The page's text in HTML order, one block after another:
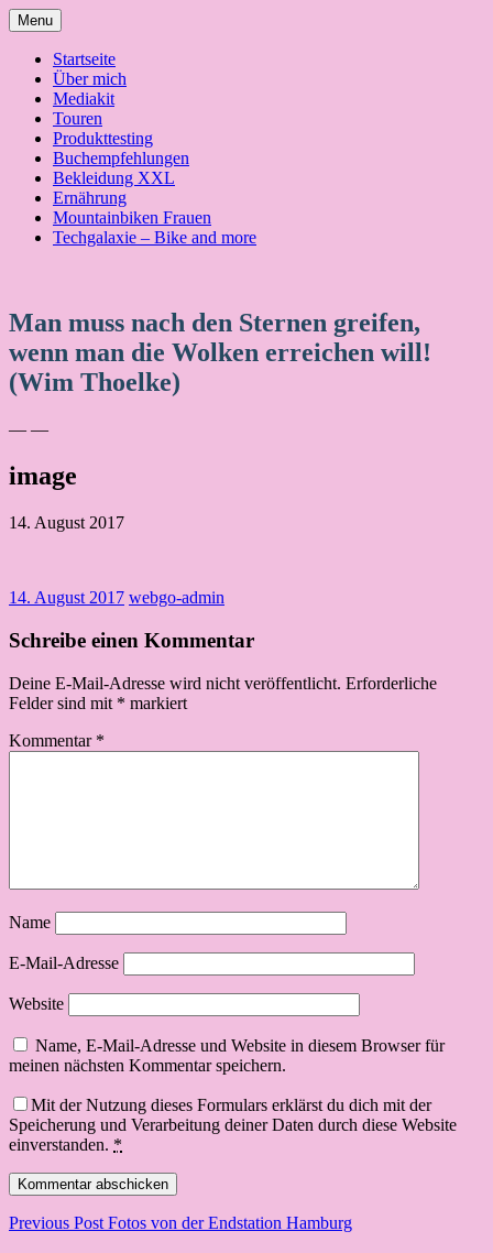
Skip
to
content
Menu
Startseite
Über mich
Mediakit
Touren
Produkttesting
Buchempfehlungen
Bekleidung XXL
Ernährung
Mountainbiken Frauen
Techgalaxie – Bike and more
Man muss nach den Sternen greifen,
wenn man die Wolken erreichen will!
(Wim Thoelke)
— —
image
14. August 2017
14. August 2017 webgo-admin
Schreibe einen Kommentar
Deine E-Mail-Adresse wird nicht veröffentlicht. Erforderliche
Felder sind mit * markiert
Kommentar *
Name
E-Mail-Adresse
Website
Name, E-Mail-Adresse und Website in diesem Browser für
meinen nächsten Kommentar speichern.
Mit der Nutzung dieses Formulars erklärst du dich mit der
Speicherung und Verarbeitung deiner Daten durch diese Website
einverstanden. *
Beitragsnavigation
Previous Post Fotos von der Endstation Hamburg